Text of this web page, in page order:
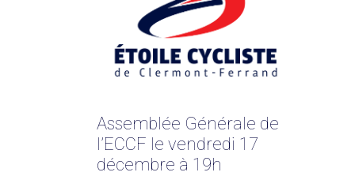
Assemblée Générale de
l’ECCF le vendredi 17
décembre à 19h